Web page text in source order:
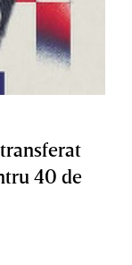
40 de